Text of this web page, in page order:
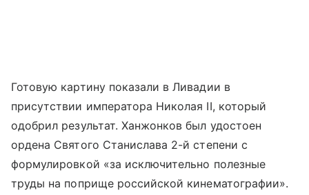
Готовую картину показали в Ливадии в
присутствии императора Николая II, который
одобрил результат. Ханжонков был удостоен
ордена Святого Станислава 2-й степени с
формулировкой «за исключительно полезные
труды на поприще российской кинематографии».